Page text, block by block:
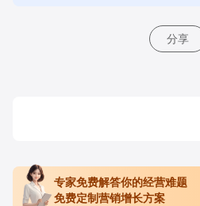
分享
专家免费解答你的经营难题
免费定制营销增长方案